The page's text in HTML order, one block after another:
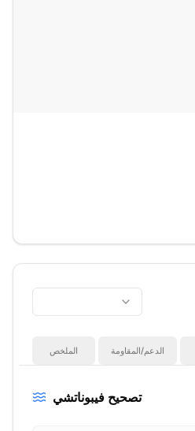
الملخص الدعم/المقاومة
تصحيح فيبوناتشي